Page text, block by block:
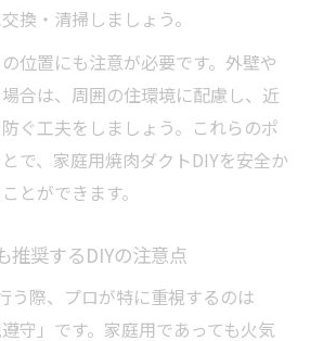
換・清掃しましょう。
位置にも注意が必要です。外壁や
合は、周囲の住環境に配慮し、近
ぐ工夫をしましょう。これらのポ
で、家庭用焼肉ダクトDIYを安全か
とができます。
推奨するDIYの注意点
う際、プロが特に重視するのは
守」です。家庭用であっても火気